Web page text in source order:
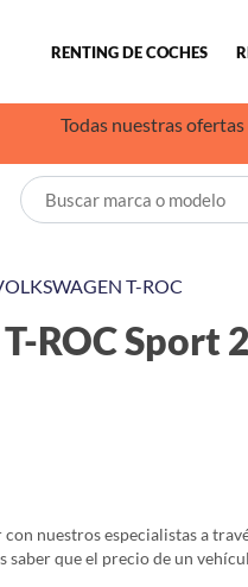
RENTING DE COCHES
Todas nuestras
T-ROC
ROC Sport
con nuestros especialistas a
saber que el precio de un